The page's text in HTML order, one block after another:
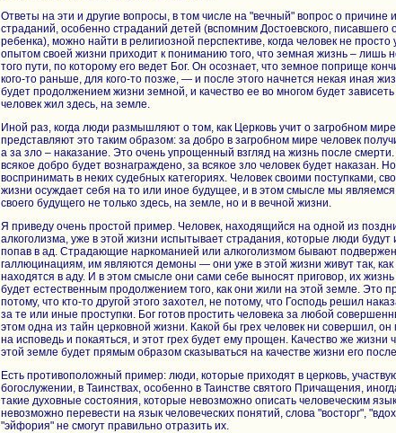
Ответы на эти и другие вопросы, в том числе на "вечный" вопрос о причине
страданий, особенно страданий детей (вспомним Достоевского, писавшего
ребенка), можно найти в религиозной перспективе, когда человек не просто
опытом своей жизни приходит к пониманию того, что земная жизнь – лишь
того пути, по которому его ведет Бог. Он осознает, что земное поприще
кого-то раньше, для кого-то позже, — и после этого начнется некая иная
будет продолжением жизни земной, и качество ее во многом будет зависеть
человек жил здесь, на земле.
Иной раз, когда люди размышляют о том, как Церковь учит о загробном
представляют это таким образом: за добро в загробном мире человек
а за зло – наказание. Это очень упрощенный взгляд на жизнь после
всякое добро будет вознаграждено, за всякое зло человек будет наказан.
воспринимать в неких судебных категориях. Человек своими поступками,
жизни осуждает себя на то или иное будущее, и в этом смысле мы
своего будущего не только здесь, на земле, но и в вечной жизни.
Я приведу очень простой пример. Человек, находящийся на одной из
алкоголизма, уже в этой жизни испытывает страдания, которые люди будут
попав в ад. Страдающие наркоманией или алкоголизмом бывают
галлюцинациям, им являются демоны — они уже в этой жизни живут так, как
находятся в аду. И в этом смысле они сами себе выносят приговор, их
будет естественным продолжением того, как они жили на этой земле. Это
потому, что кто-то другой этого захотел, не потому, что Господь решил
за те или иные проступки. Бог готов простить человека за любой
этом одна из тайн церковной жизни. Какой бы грех человек ни совершил,
на исповедь и покаяться, и этот грех будет ему прощен. Качество же жизни
этой земле будет прямым образом сказываться на качестве жизни его
Есть противоположный пример: люди, которые приходят в церковь,
богослужении, в Таинствах, особенно в Таинстве святого Причащения,
такие духовные состояния, которые невозможно описать человеческим
невозможно перевести на язык человеческих понятий, слова "восторг",
"эйфория" не смогут правильно отразить их.